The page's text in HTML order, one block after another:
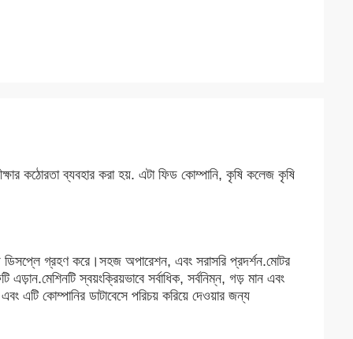
কঠোরতা ব্যবহার করা হয়. এটা ফিড কোম্পানি, কৃষি কলেজ কৃষি
ডিসপ্লে গ্রহণ করে।সহজ অপারেশন, এবং সরাসরি প্রদর্শন.মোটর
স্বয়ংক্রিয়ভাবে সর্বাধিক, সর্বনিম্ন, গড় মান এবং
এটি কোম্পানির ডাটাবেসে পরিচয় করিয়ে দেওয়ার জন্য